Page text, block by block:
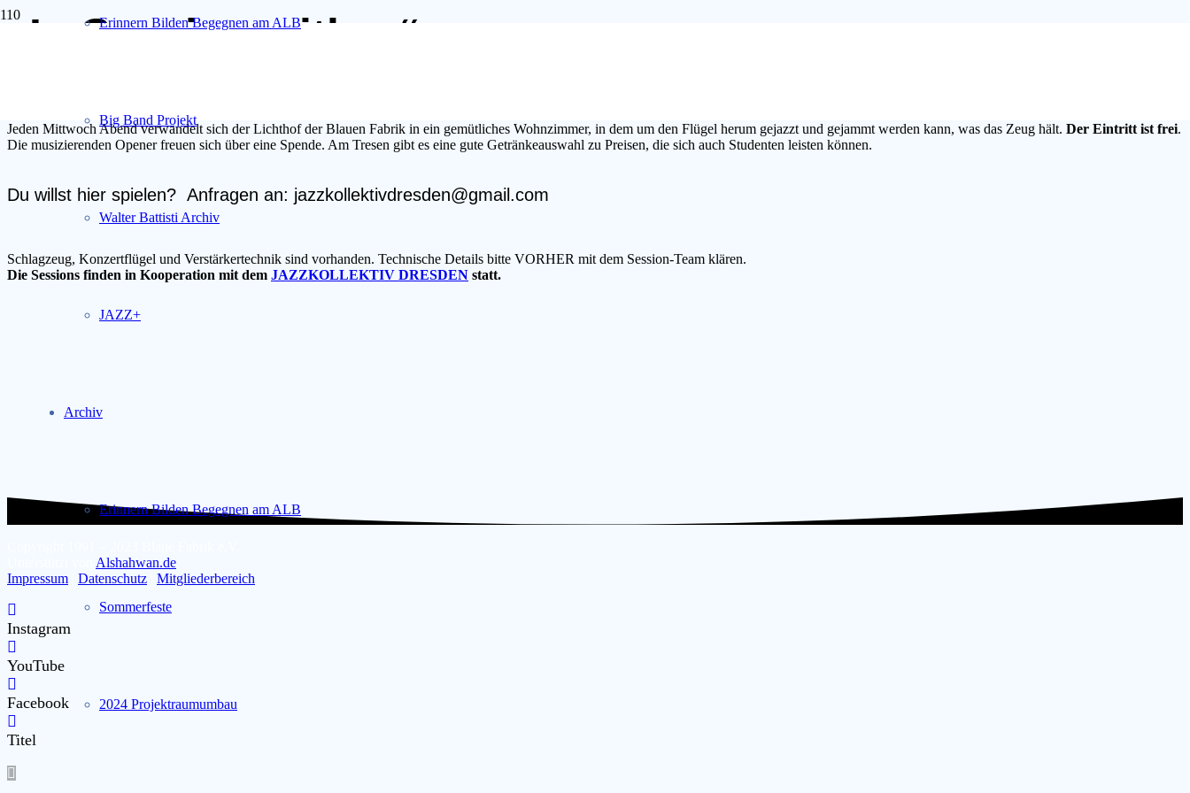
Erinnern Bilden Begegnen am ALB
Big Band Projekt
Walter Battisti Archiv
JAZZ+
Archiv
Erinnern Bilden Begegnen am ALB
Sommerfeste
2024 Projektraumumbau
„In Session with…“
Jazz-Sessionin Dresden – nicht nur für Studenten der HfM offen. Organisiert vom Jazzkollektiv Dresden in Kooperation mit der Blauen Fabrik.
Jeden Mittwoch Abend verwandelt sich der Lichthof der Blauen Fabrik in ein gemütliches Wohnzimmer, in dem um den Flügel herum gejazzt und gejammt werden kann, was das Zeug hält. Der Eintritt ist frei.
Die musizierenden Opener freuen sich über eine Spende. Am Tresen gibt es eine gute Getränkeauswahl zu Preisen, die sich auch Studenten leisten können.
Du willst hier spielen? Anfragen an: jazzkollektivdresden@gmail.com
Schlagzeug, Konzertflügel und Verstärkertechnik sind vorhanden. Technische Details bitte VORHER mit dem Session-Team klären.
Die Sessions finden in Kooperation mit dem JAZZKOLLEKTIV DRESDEN statt.
Alshahwan.de
Impressum
Datenschutz Mitgliederbereich
Instagram
YouTube
Facebook
Titel